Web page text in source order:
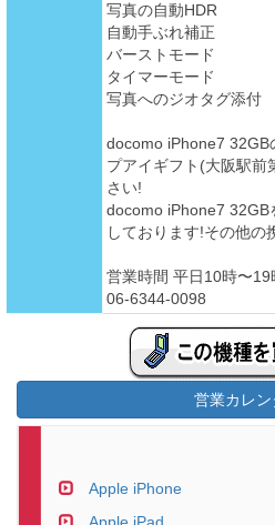
写真の自動HDR
自動手ぶれ補正
バーストモード
タイマーモード
写真へのジオタグ添付
docomo iPhone7 32GB
プアイギフト(大阪駅前
さい!
docomo iPhone7 32GB
しております!その他の
営業時間 平日10時〜
06-6344-0098
営業カレン
Apple iPhone